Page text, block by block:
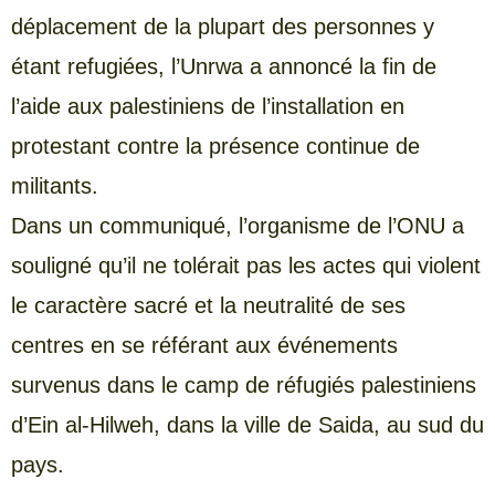
déplacement de la plupart des personnes y
étant refugiées, l’Unrwa a annoncé la fin de
l’aide aux palestiniens de l’installation en
protestant contre la présence continue de
militants.
Dans un communiqué, l’organisme de l’ONU a
souligné qu’il ne tolérait pas les actes qui violent
le caractère sacré et la neutralité de ses
centres en se référant aux événements
survenus dans le camp de réfugiés palestiniens
d’Ein al-Hilweh, dans la ville de Saida, au sud du
pays.